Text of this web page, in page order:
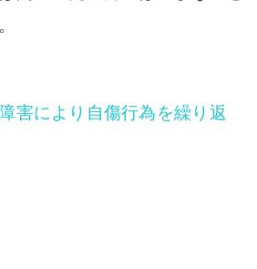
害により自傷行為を繰り返